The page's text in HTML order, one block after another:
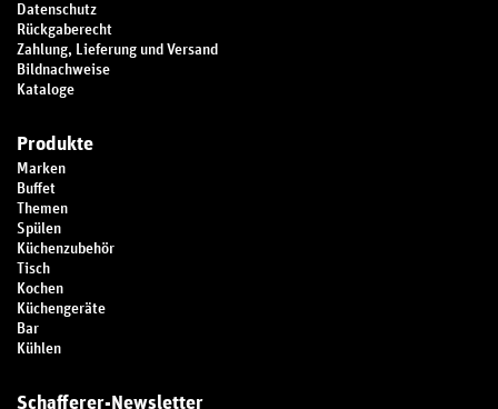
Datenschutz
Rückgaberecht
Zahlung, Lieferung und Versand
Bildnachweise
Kataloge
Produkte
Marken
Buffet
Themen
Spülen
Küchenzubehör
Tisch
Kochen
Küchengeräte
Bar
Kühlen
Schafferer-Newsletter